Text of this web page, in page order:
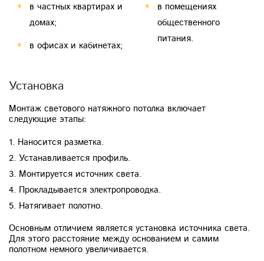
в частных квартирах и
домах;
в офисах и кабинетах;
в помещениях
общественного
питания.
Установка
Монтаж светового натяжного потолка включает
следующие этапы:
1. Наносится разметка.
2. Устанавливается профиль.
3. Монтируется источник света.
4. Прокладывается электропроводка.
5. Натягивает полотно.
Основным отличием является установка источника света.
Для этого расстояние между основанием и самим
полотном немного увеличивается.